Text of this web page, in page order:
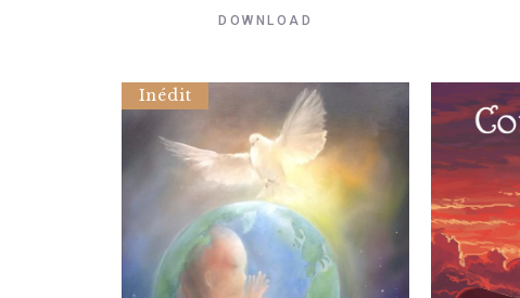
DOWNLOAD
Inédit